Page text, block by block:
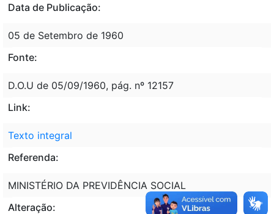
Data de Publicação:
05 de Setembro de 1960
Fonte:
D.O.U de 05/09/1960, pág. nº 12157
Link:
Texto integral
Referenda:
MINISTÉRIO DA PREVIDÊNCIA SOCIAL
Alteração: